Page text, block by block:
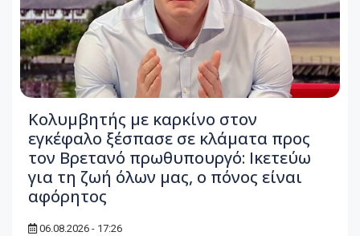
Κολυμβητής με καρκίνο στον
εγκέφαλο ξέσπασε σε κλάματα προς
τον Βρετανό πρωθυπουργό: Ικετεύω
για τη ζωή όλων μας, ο πόνος είναι
αφόρητος
06.08.2026 - 17:26